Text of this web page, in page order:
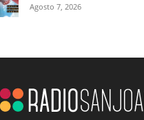
Agosto 7, 2026